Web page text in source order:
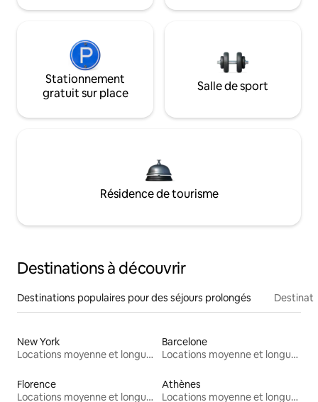
Stationnement
gratuit sur place
Salle de sport
Résidence de tourisme
Destinations à découvrir
Destinations populaires pour des séjours prolongés
New York
Locations moyenne et longue durée
Barcelone
Locations moyenne et longue durée
Florence
Locations moyenne et longue durée
Athènes
Locations moyenne et longue durée